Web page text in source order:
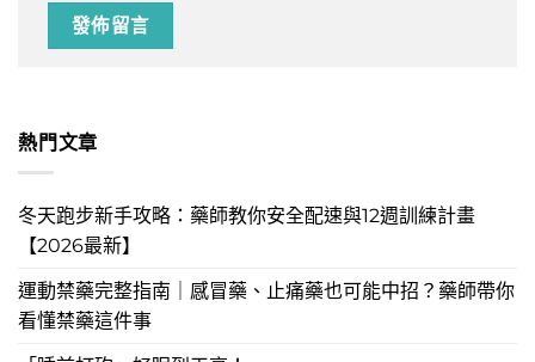
熱門文章
冬天跑步新手攻略：藥師教你安全配速與12週訓練計畫
【2026最新】
運動禁藥完整指南｜感冒藥、止痛藥也可能中招？藥師帶你
看懂禁藥這件事